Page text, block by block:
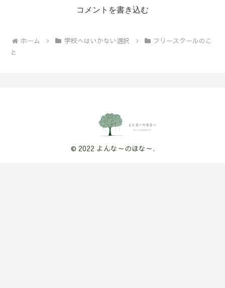
コメントを書き込む
ホーム 学校へはいかない選択
フリースクールのこ
と
© 2022 よんな～のほな～.